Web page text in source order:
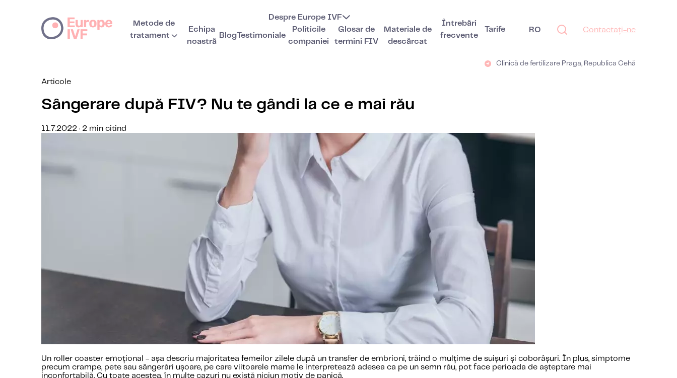
Metode de
tratament
Despre Europe IVF
Echipa
noastră
BlogTestimoniale
Politicile
companiei
Glosar de
termini FIV
Materiale de
descărcat
Întrebări
frecvente
Tarife RO Contactați-ne
Clinică de fertilizare Praga, Republica Cehă
Articole
Sângerare după FIV? Nu te gândi la ce e mai rău
11.7.2022 · 2 min citind
Un roller coaster emoțional - așa descriu majoritatea femeilor zilele după un transfer de embrioni, trăind o mulțime de suișuri și coborâșuri. În plus, simptome
precum crampe, pete sau sângerări ușoare, pe care viitoarele mame le interpretează adesea ca pe un semn rău, pot face perioada de așteptare mai
inconfortabilă. Cu toate acestea, în multe cazuri nu există niciun motiv de panică.